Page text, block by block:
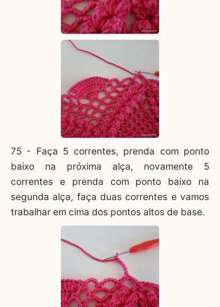
75 - Faça 5 correntes, prenda com ponto
baixo na próxima alça, novamente 5
correntes e prenda com ponto baixo na
segunda alça, faça duas correntes e vamos
trabalhar em cima dos pontos altos de base.